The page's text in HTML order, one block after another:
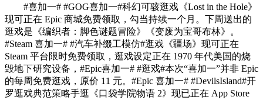
#喜加一# #GOG喜加一#科幻可骇逛戏《Lost in the Hole》
现可正在 Epic 商城免费领取，勾当持续一个月。下周送出的
逛戏是《编织者：脚色谜题冒险》《变废为宝哥布林》。
#Steam 喜加一# #汽车补缀工模仿#逛戏《疆场》现可正在
Steam 平台限时免费领取，逛戏设定正在 1970 年代美国的烧
毁地下研究设备，#Epic喜加一# #逛戏#本次“喜加一”并非 Epic
的每周免费逛戏，原价 11 元。#Epic 喜加一# #DevilsIsland#开
罗逛戏典范策略手逛《口袋学院物语 2》现已正在 App Store